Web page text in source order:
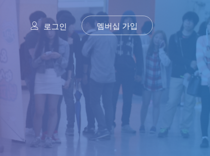
로그인 멤버십 가입